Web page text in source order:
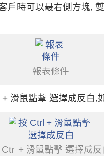
時可以最右側方塊, 雙
報表條件
滑鼠點擊 選擇成反白,
Ctrl + 滑鼠點擊 選擇成反